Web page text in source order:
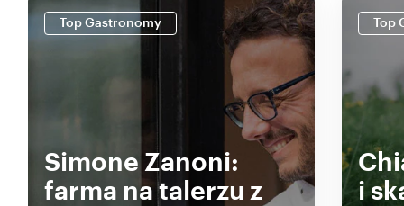
Top Gastronomy
Simone Zanoni:
farma na talerzu z
Top
i